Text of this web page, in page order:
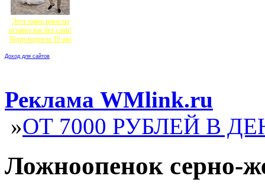
Этот танец невесты
оставит вас без слов!
Пересмотрела 10 раз
Доход для сайтов
Реклама WMlink.ru
»ОТ 7000 РУБЛЕЙ В
Ложноопенок серно-